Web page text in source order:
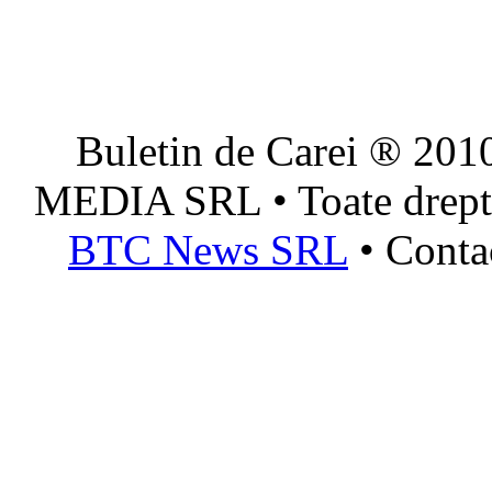
Buletin de Carei ®
MEDIA SRL • Toate
BTC News SRL •